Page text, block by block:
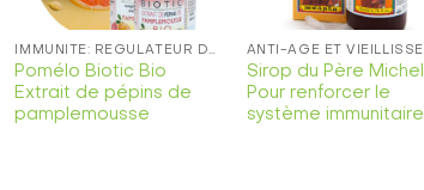
IMMUNITÉ: RÉGULATEUR DE LA FONCTION IMMUNITAIRE
Pomélo Biotic Bio
Extrait de pépins de
pamplemousse
Sirop du Père Michel
Pour renforcer le
système immunitaire